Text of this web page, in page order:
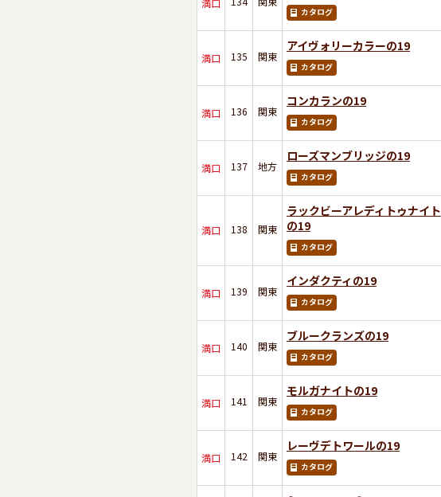
満口
カタログ
満口 135 関東
アイヴォリーカラーの19
カタログ
満口 136 関東
コンカランの19
カタログ
満口 137 地方
ローズマンブリッジの19
カタログ
満口 138 関東
ラックビーアレディトゥナイト
の19
カタログ
満口 139 関東
インダクティの19
カタログ
満口 140 関東
ブルークランズの19
カタログ
満口 141 関東
モルガナイトの19
カタログ
満口 142 関東
レーヴデトワールの19
カタログ